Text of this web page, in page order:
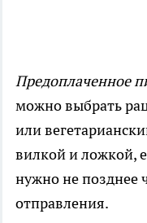
Предоплаченное
можно выбрать
или
вилкой и ложкой,
нужно не позднее
отправления.